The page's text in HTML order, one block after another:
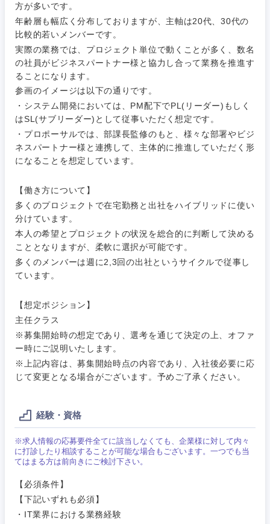
方が多いです。
年齢層も幅広く分布しておりますが、主軸は20代、30代の
比較的若いメンバーです。
実際の業務では、プロジェクト単位で動くことが多く、数名
の社員がビジネスパートナー様と協力し合って業務を推進す
ることになります。
参画のイメージは以下の通りです。
・システム開発においては、PM配下でPL(リーダー)もしく
はSL(サブリーダー)として従事いただく想定です。
・プロポーサルでは、部課長監修のもと、様々な部署やビジ
ネスパートナー様と連携して、主体的に推進していただく形
になることを想定しています。
【働き方について】
多くのプロジェクトで在宅勤務と出社をハイブリッドに使い
分けています。
本人の希望とプロジェクトの状況を総合的に判断して決める
こととなりますが、柔軟に選択が可能です。
多くのメンバーは週に2,3回の出社というサイクルで従事し
ています。
【想定ポジション】
主任クラス
※募集開始時の想定であり、選考を通じて決定の上、オファ
ー時にご説明いたします。
※上記内容は、募集開始時点の内容であり、入社後必要に応
じて変更となる場合がございます。予めご了承ください。
経験・資格
※求人情報の応募要件全てに該当しなくても、企業様に対して内々
に打診したり相談することが可能な場合もございます。一つでも当
てはまる方は前向きにご検討下さい。
【必須条件】
【下記いずれも必須】
・IT業界における業務経験
甲信越・北陸
石川県 福井県